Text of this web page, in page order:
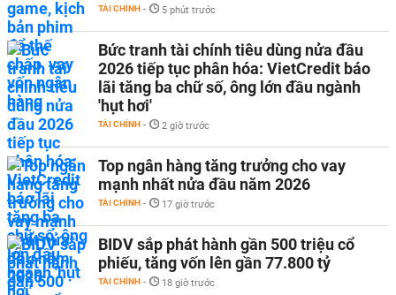
TÀI CHÍNH - 5 phút trước
Bức tranh tài chính tiêu dùng nửa đầu
2026 tiếp tục phân hóa: VietCredit báo
lãi tăng ba chữ số, ông lớn đầu ngành
'hụt hơi'
TÀI CHÍNH - 2 giờ trước
Top ngân hàng tăng trưởng cho vay
mạnh nhất nửa đầu năm 2026
TÀI CHÍNH - 17 giờ trước
BIDV sắp phát hành gần 500 triệu cổ
phiếu, tăng vốn lên gần 77.800 tỷ
TÀI CHÍNH - 18 giờ trước